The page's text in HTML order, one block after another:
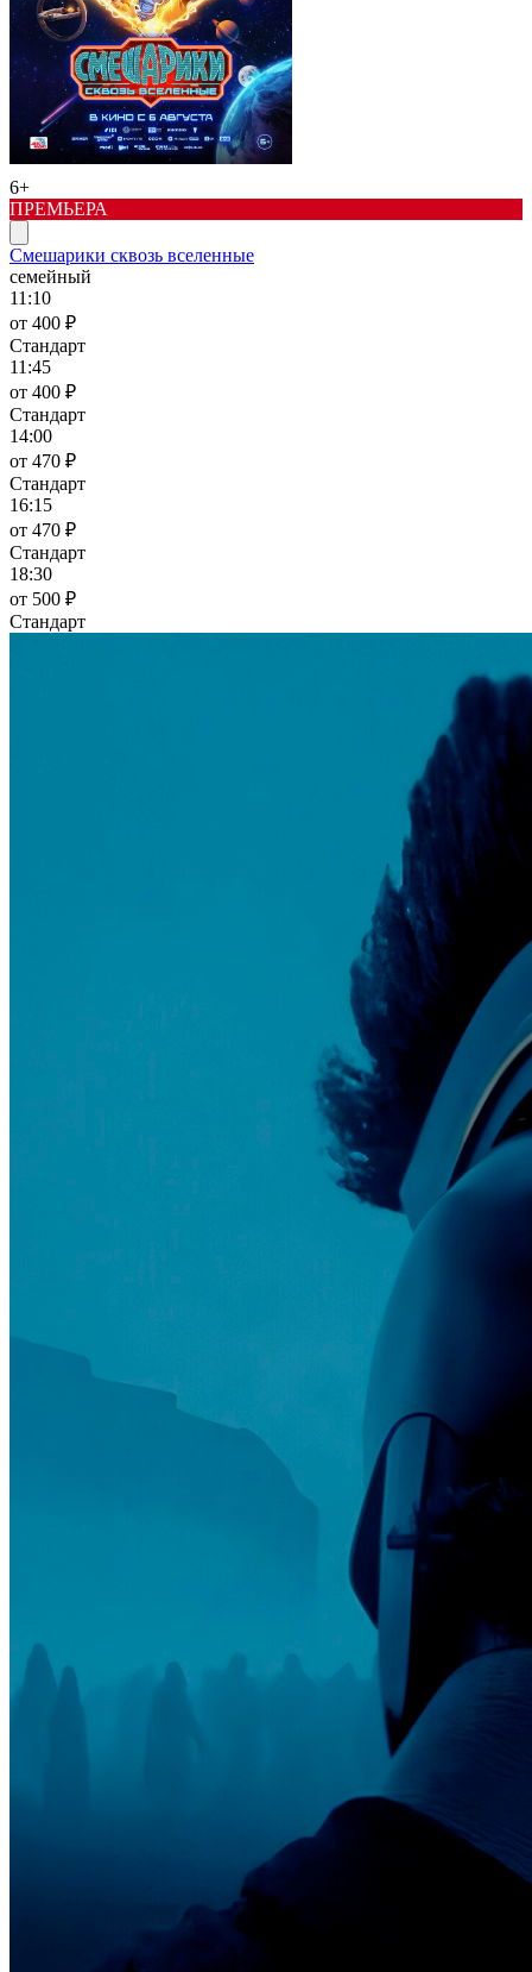
6+
ПРЕМЬЕРА
Смешарики сквозь вселенные
семейный
11:10
от 400 ₽
Стандарт
11:45
от 400 ₽
Стандарт
14:00
от 470 ₽
Стандарт
16:15
от 470 ₽
Стандарт
18:30
от 500 ₽
Стандарт